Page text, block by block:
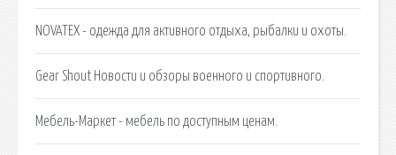
NOVATEX - одежда для активного отдыха, рыбалки и охоты.
Gear Shout Новости и обзоры военного и спортивного.
Мебель-Маркет - мебель по доступным ценам.